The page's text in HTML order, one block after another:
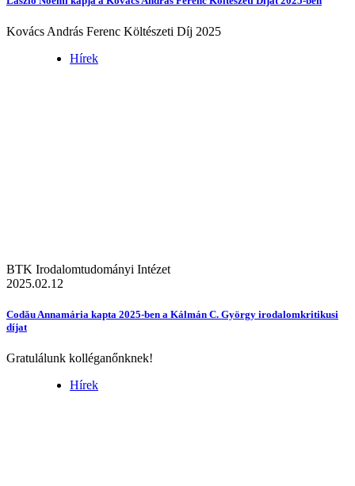
Kovács András Ferenc Költészeti Díj 2025
Hírek
BTK Irodalomtudományi Intézet
2025.02.12
Codău Annamária kapta 2025-ben a Kálmán C. György irodalomkritikusi
díjat
Gratulálunk kolléganőnknek!
Hírek